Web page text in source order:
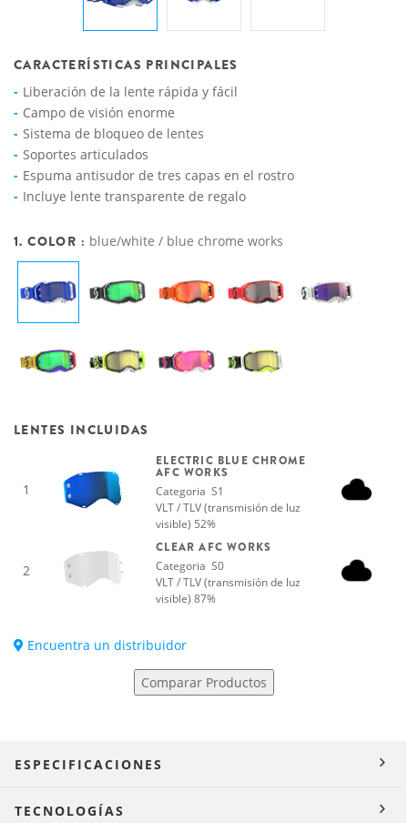
CARACTERÍSTICAS PRINCIPALES
Liberación de la lente rápida y fácil
Campo de visión enorme
Sistema de bloqueo de lentes
Soportes articulados
Espuma antisudor de tres capas en el rostro
Incluye lente transparente de regalo
1. COLOR : blue/white / blue chrome works
LENTES INCLUIDAS
1
ELECTRIC BLUE CHROME
AFC WORKS
Categoria S1
VLT / TLV (transmisión de luz
visible) 52%
2
CLEAR AFC WORKS
Categoria S0
VLT / TLV (transmisión de luz
visible) 87%
Encuentra un distribuidor
Comparar Productos
ESPECIFICACIONES
TECNOLOGÍAS